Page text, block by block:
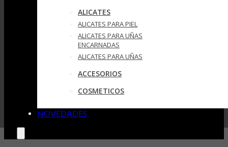
ALICATES
ALICATES PARA PIEL
ALICATES PARA UÑAS
ENCARNADAS
ALICATES PARA UÑAS
ACCESORIOS
COSMETICOS
NOVEDADES